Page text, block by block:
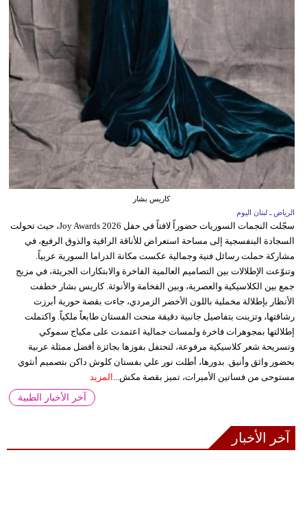
كاريس بشار
الرياض ـ لبنان اليوم
سجّلت النجمات السوريات حضوراً لافتاً في حفل Joy Awards 2026، حيث تحولت
السجادة البنفسجية إلى مساحة استعراض للأناقة الراقية والذوق الرفيع، في
مشاركة حملت رسائل فنية وجمالية عكست مكانة الدراما السورية عربياً.
وتنوّعت الإطلالات بين التصاميم العالمية الفاخرة والابتكارات الجريئة، في مزيج
جمع بين الكلاسيكية والعصرية، وبين الفخامة والأنوثة. كاريس بشار خطفت
الأنظار بإطلالة مخملية باللون الأخضر الزمردي، جاءت بقصة حورية أبرزت
رشاقتها، وتزينت بتفاصيل جانبية دقيقة منحت الفستان طابعاً ملكياً. واكتملت
إطلالتها بمجوهرات فاخرة ولمسات جمالية اعتمدت على مكياج سموكي
وتسريحة شعر كلاسيكية مرفوعة، لتحتفل بفوزها بجائزة أفضل ممثلة عربية
بحضور واثق وأنيق. بدورها، أطلت نور علي بفستان كلوش داكن بتصميم أنثوي
مستوحى من فساتين الأميرات، تميز بقصة مكش...
المزيد
آخر الأخبار الطبية
آخر الأخبار